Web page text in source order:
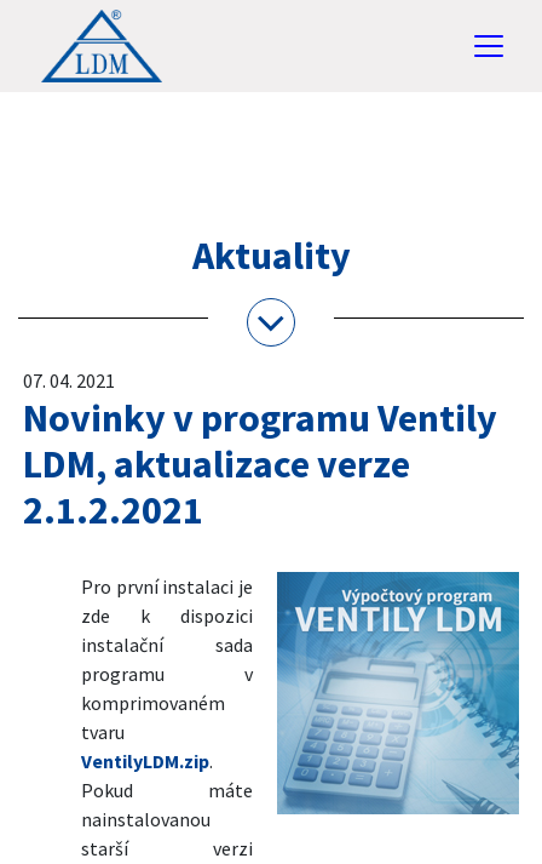
Aktuality
07. 04. 2021
Novinky v programu Ventily
LDM, aktualizace verze
2.1.2.2021
Pro první instalaci je
zde k dispozici
instalační sada
programu v
komprimovaném
tvaru
VentilyLDM.zip.
Pokud máte
nainstalovanou
starší verzi